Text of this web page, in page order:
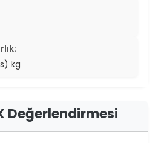
kg
Değerlendirmesi